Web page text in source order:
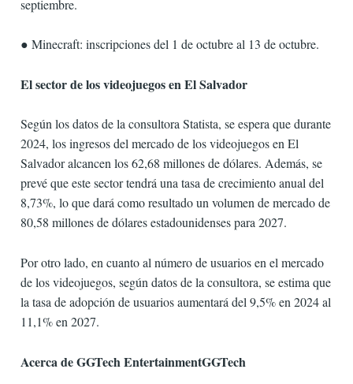
septiembre.
● Minecraft: inscripciones del 1 de octubre al 13 de octubre.
El sector de los videojuegos en El Salvador
Según los datos de la consultora Statista, se espera que durante
2024, los ingresos del mercado de los videojuegos en El
Salvador alcancen los 62,68 millones de dólares. Además, se
prevé que este sector tendrá una tasa de crecimiento anual del
8,73%, lo que dará como resultado un volumen de mercado de
80,58 millones de dólares estadounidenses para 2027.
Por otro lado, en cuanto al número de usuarios en el mercado
de los videojuegos, según datos de la consultora, se estima que
la tasa de adopción de usuarios aumentará del 9,5% en 2024 al
11,1% en 2027.
Acerca de GGTech EntertainmentGGTech